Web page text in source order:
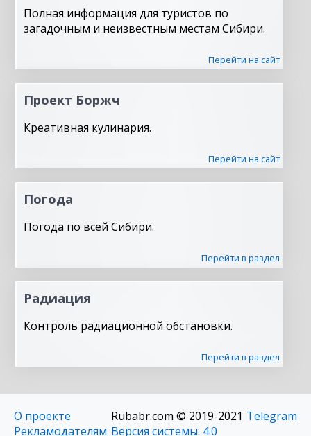
Полная информация для туристов по
загадочным и неизвестным местам Сибири.
Перейти на сайт
Проект Боржч
Креативная кулинария.
Перейти на сайт
Погода
Погода по всей Сибири.
Перейти в раздел
Радиация
Контроль радиационной обстановки.
Перейти в раздел
О проекте
Рекламодателям
Rubabr.com © 2019-2021
Версия системы: 4.0
Telegram